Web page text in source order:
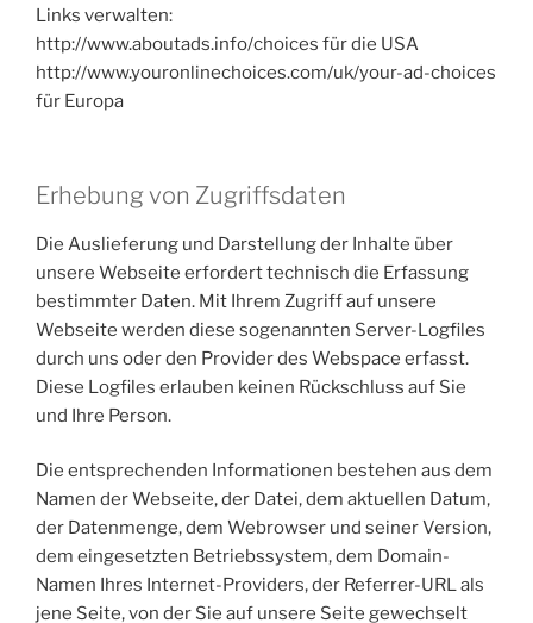
Links verwalten:
http://www.aboutads.info/choices für die USA
http://www.youronlinechoices.com/uk/your-ad-choices
für Europa
Erhebung von Zugriffsdaten
Die Auslieferung und Darstellung der Inhalte über
unsere Webseite erfordert technisch die Erfassung
bestimmter Daten. Mit Ihrem Zugriff auf unsere
Webseite werden diese sogenannten Server-Logfiles
durch uns oder den Provider des Webspace erfasst.
Diese Logfiles erlauben keinen Rückschluss auf Sie
und Ihre Person.
Die entsprechenden Informationen bestehen aus dem
Namen der Webseite, der Datei, dem aktuellen Datum,
der Datenmenge, dem Webrowser und seiner Version,
dem eingesetzten Betriebssystem, dem Domain-
Namen Ihres Internet-Providers, der Referrer-URL als
jene Seite, von der Sie auf unsere Seite gewechselt